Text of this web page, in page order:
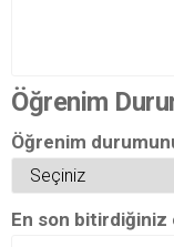
Öğrenim
Öğrenim
En son bitirdiğiniz